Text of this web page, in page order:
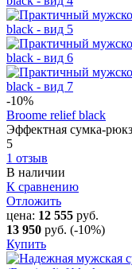
-10%
Broome relief black
Эффектная сумка-
5
1 отзыв
В наличии
К сравнению
Отложить
цена: 12 555 руб.
13 950 руб. (-10%)
Купить